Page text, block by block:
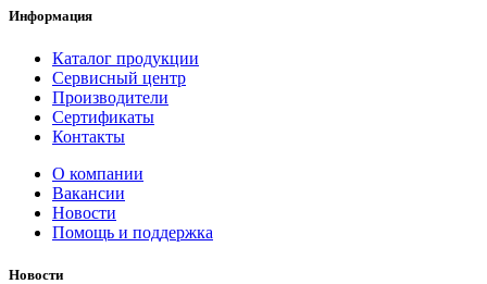
Информация
Каталог продукции
Сервисный центр
Производители
Сертификаты
Контакты
О компании
Вакансии
Новости
Помощь и поддержка
Новости